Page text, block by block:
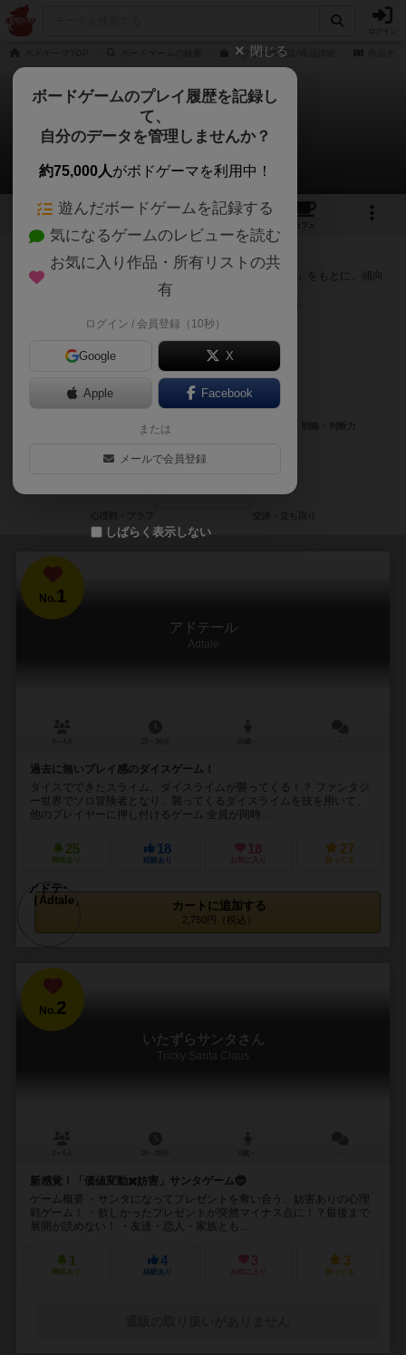
リクソーの通販/商品詳細
リクソー
次のおすすめボードゲーム
3 1
カフェ
『リクソー』が好きな方へのおすすめ
このゲームのトップページで投票された「プレイ感の評価」をもとに、傾向
が近いボードゲームをランキング形式で紹介します。
No.1
アドテール
Adtale
過去に無いプレイ感のダイスゲーム！
ダイスでできたスライム、ダイスライムが襲ってくる！？ ファンタジ
ー世界でソロ冒険者となり、襲ってくるダイスライムを技を用いて、
他のプレイヤーに押し付けるゲーム 全員が同時...
25
興味あり
18
経験あり
18
お気に入り
27
持ってる
カートに追加する
2,750円（税込）
No.2
いたずらサンタさん
Tricky Santa Claus
新感覚！「価値変動✖️妨害」サンタゲーム🤶
ゲーム概要 ・サンタになってプレゼントを奪い合う、妨害ありの心理
戦ゲーム！ ・欲しかったプレゼントが突然マイナス点に！？最後まで
展開が読めない！ ・友達・恋人・家族とも...
1
興味あり
4
経験あり
3
お気に入り
3
持ってる
閉じる
ボードゲームのプレイ履歴を記録し
て、
自分のデータを管理しませんか？
約75,000人がボドゲーマを利用中！
遊んだボードゲームを記録する
気になるゲームのレビューを読む
お気に入り作品・所有リストの共
有
ログイン / 会員登録（10秒）
Google X
Apple Facebook
または
メールで会員登録
しばらく表示しない